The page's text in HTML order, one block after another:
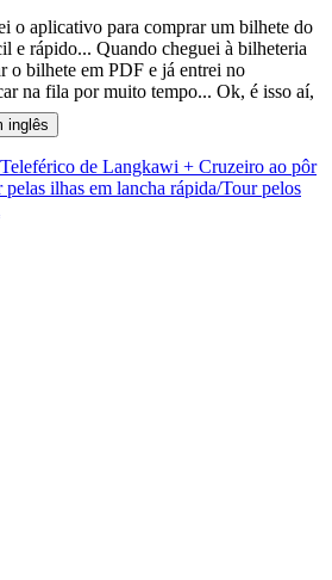
o aplicativo para comprar um bilhete do
e rápido... Quando cheguei à bilheteria
o bilhete em PDF e já entrei no
na fila por muito tempo... Ok, é isso aí,
inglês
de Langkawi + Cruzeiro ao pôr
ilhas em lancha rápida/Tour pelos